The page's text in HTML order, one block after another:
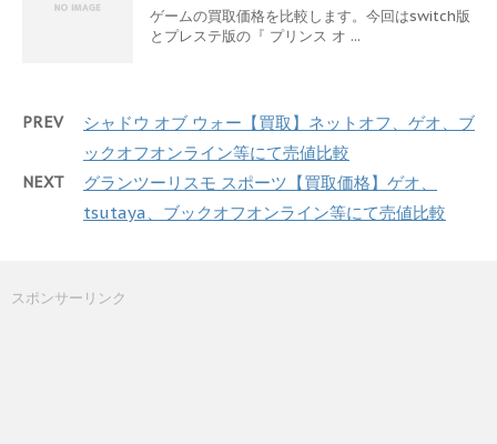
ゲームの買取価格を比較します。今回はswitch版
とプレステ版の『 プリンス オ ...
PREV
シャドウ オブ ウォー【買取】ネットオフ、ゲオ、ブ
ックオフオンライン等にて売値比較
NEXT
グランツーリスモ スポーツ【買取価格】ゲオ、
tsutaya、ブックオフオンライン等にて売値比較
スポンサーリンク